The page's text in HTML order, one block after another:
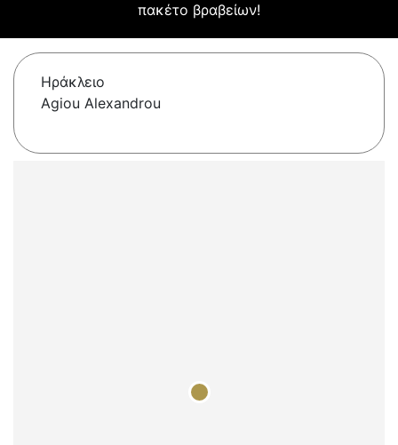
πακέτο βραβείων!
Ηράκλειο
Agiou Alexandrou